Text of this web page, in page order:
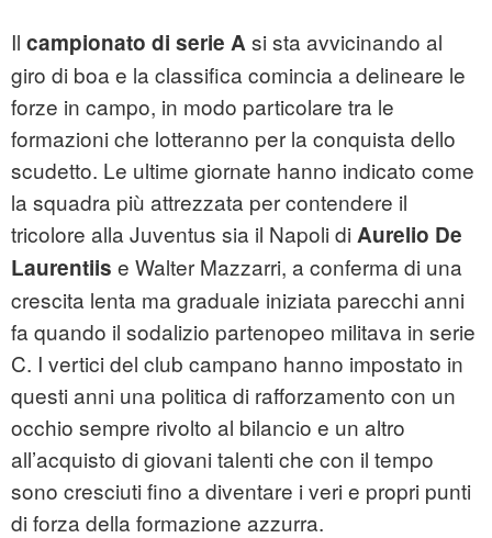
Il campionato di serie Asi sta avvicinando al
giro di boa e la classifica comincia a delineare le
forze in campo, in modo particolare tra le
formazioni che lotteranno per la conquista dello
scudetto. Le ultime giornate hanno indicato come
la squadra più attrezzata per contendere il
tricolore alla Juventus sia il Napoli di Aurelio De
Laurentiis e Walter Mazzarri, a conferma di una
crescita lenta ma graduale iniziata parecchi anni
fa quando il sodalizio partenopeo militava in serie
C. I vertici del club campano hanno impostato in
questi anni una politica di rafforzamento con un
occhio sempre rivolto al bilancio e un altro
all’acquisto di giovani talenti che con il tempo
sono cresciuti fino a diventare i veri e propri punti
di forza della formazione azzurra.